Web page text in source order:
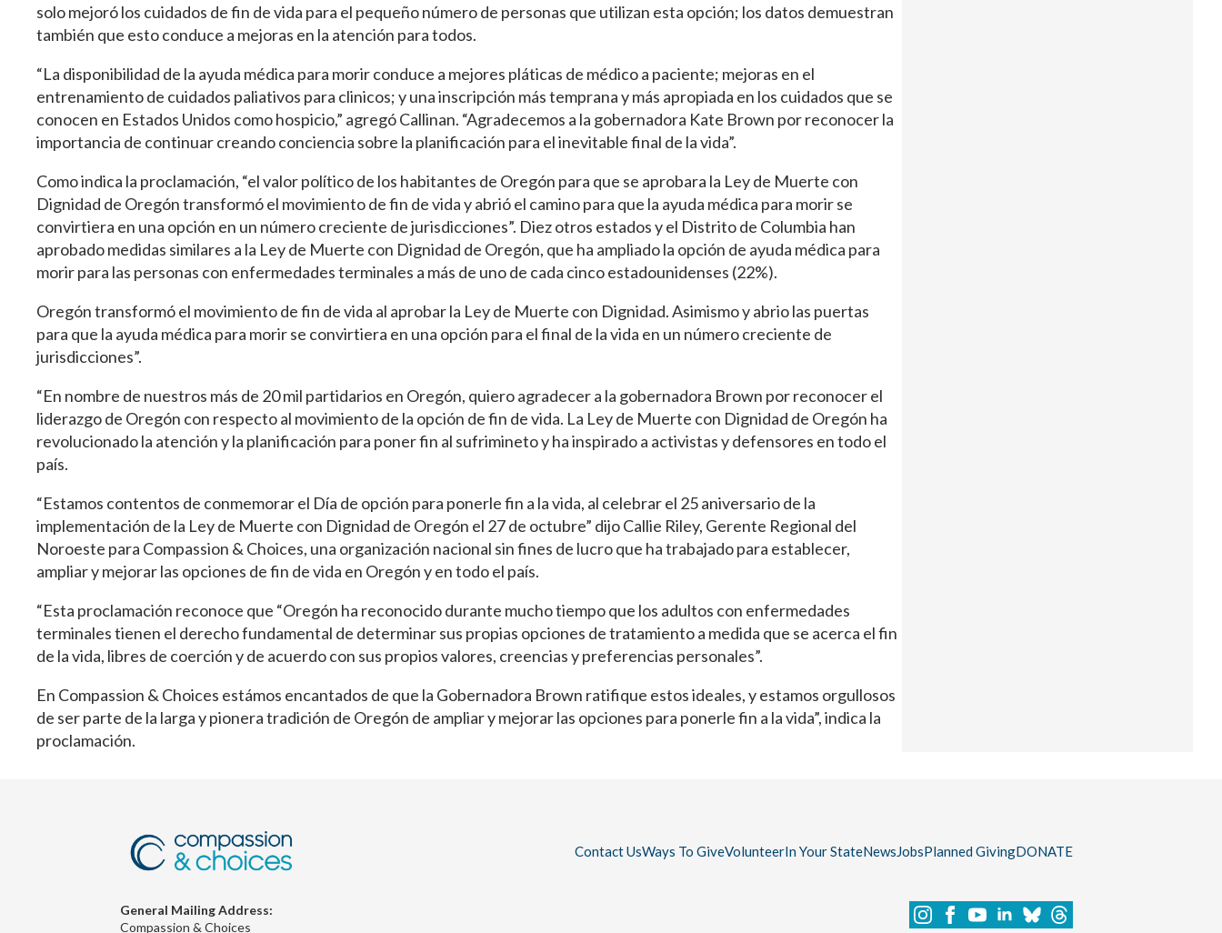
solo mejoró los cuidados de fin de vida para el pequeño número de personas que utilizan esta opción; los datos demuestran
también que esto conduce a mejoras en la atención para todos.
“La disponibilidad de la ayuda médica para morir conduce a mejores pláticas de médico a paciente; mejoras en el
entrenamiento de cuidados paliativos para clinicos; y una inscripción más temprana y más apropiada en los cuidados que se
conocen en Estados Unidos como hospicio,” agregó Callinan. “Agradecemos a la gobernadora Kate Brown por reconocer la
importancia de continuar creando conciencia sobre la planificación para el inevitable final de la vida”.
Como indica la proclamación, “el valor político de los habitantes de Oregón para que se aprobara la Ley de Muerte con
Dignidad de Oregón transformó el movimiento de fin de vida y abrió el camino para que la ayuda médica para morir se
convirtiera en una opción en un número creciente de jurisdicciones”. Diez otros estados y el Distrito de Columbia han
aprobado medidas similares a la Ley de Muerte con Dignidad de Oregón, que ha ampliado la opción de ayuda médica para
morir para las personas con enfermedades terminales a más de uno de cada cinco estadounidenses (22%).
Oregón transformó el movimiento de fin de vida al aprobar la Ley de Muerte con Dignidad. Asimismo y abrio las puertas
para que la ayuda médica para morir se convirtiera en una opción para el final de la vida en un número creciente de
jurisdicciones”.
“En nombre de nuestros más de 20 mil partidarios en Oregón, quiero agradecer a la gobernadora Brown por reconocer el
liderazgo de Oregón con respecto al movimiento de la opción de fin de vida. La Ley de Muerte con Dignidad de Oregón ha
revolucionado la atención y la planificación para poner fin al sufrimineto y ha inspirado a activistas y defensores en todo el
país.
“Estamos contentos de conmemorar el Día de opción para ponerle fin a la vida, al celebrar el 25 aniversario de la
implementación de la Ley de Muerte con Dignidad de Oregón el 27 de octubre” dijo Callie Riley, Gerente Regional del
Noroeste para Compassion & Choices, una organización nacional sin fines de lucro que ha trabajado para establecer,
ampliar y mejorar las opciones de fin de vida en Oregón y en todo el país.
“Esta proclamación reconoce que “Oregón ha reconocido durante mucho tiempo que los adultos con enfermedades
terminales tienen el derecho fundamental de determinar sus propias opciones de tratamiento a medida que se acerca el fin
de la vida, libres de coerción y de acuerdo con sus propios valores, creencias y preferencias personales”.
En Compassion & Choices estámos encantados de que la Gobernadora Brown ratifique estos ideales, y estamos orgullosos
de ser parte de la larga y pionera tradición de Oregón de ampliar y mejorar las opciones para ponerle fin a la vida”, indica la
proclamación.
Contact UsWays To GiveVolunteerIn Your StateNewsJobsPlanned GivingDONATE
General Mailing Address:
Compassion & Choices